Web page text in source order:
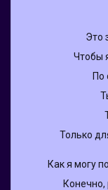
Это
Чтобы
По
Только
Как я могу
Конечно,